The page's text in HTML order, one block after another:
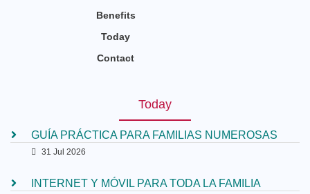
Benefits
Today
Contact
Today
GUÍA PRÁCTICA PARA FAMILIAS NUMEROSAS
31 Jul 2026
INTERNET Y MÓVIL PARA TODA LA FAMILIA